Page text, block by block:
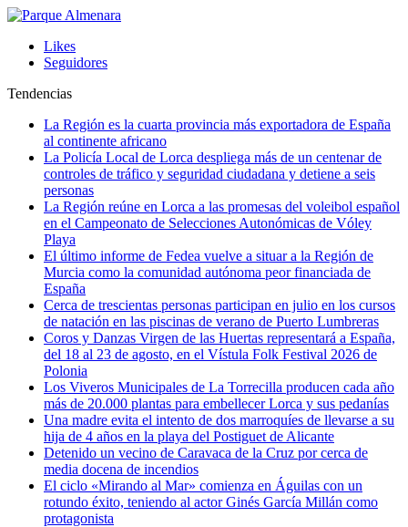
Likes
Seguidores
Tendencias
La Región es la cuarta provincia más exportadora de España
al continente africano
La Policía Local de Lorca despliega más de un centenar de
controles de tráfico y seguridad ciudadana y detiene a seis
personas
La Región reúne en Lorca a las promesas del voleibol español
en el Campeonato de Selecciones Autonómicas de Vóley
Playa
El último informe de Fedea vuelve a situar a la Región de
Murcia como la comunidad autónoma peor financiada de
España
Cerca de trescientas personas participan en julio en los cursos
de natación en las piscinas de verano de Puerto Lumbreras
Coros y Danzas Virgen de las Huertas representará a España,
del 18 al 23 de agosto, en el Vístula Folk Festival 2026 de
Polonia
Los Viveros Municipales de La Torrecilla producen cada año
más de 20.000 plantas para embellecer Lorca y sus pedanías
Una madre evita el intento de dos marroquíes de llevarse a su
hija de 4 años en la playa del Postiguet de Alicante
Detenido un vecino de Caravaca de la Cruz por cerca de
media docena de incendios
El ciclo «Mirando al Mar» comienza en Águilas con un
rotundo éxito, teniendo al actor Ginés García Millán como
protagonista